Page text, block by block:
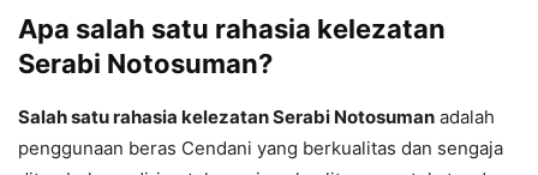
Apa salah satu rahasia kelezatan
Serabi Notosuman?
Salah satu rahasia kelezatan Serabi Notosuman adalah
penggunaan beras Cendani yang berkualitas dan sengaja